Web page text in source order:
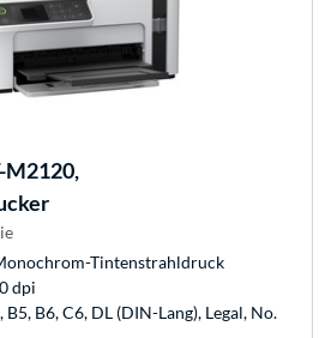
M2120,
Tintenstrahldruck
dpi
B6, C6, DL (DIN-Lang), Legal, No.